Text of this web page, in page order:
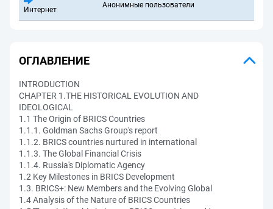
Интернет
Анонимные пользователи
ОГЛАВЛЕНИЕ
INTRODUCTION
CHAPTER 1.THE HISTORICAL EVOLUTION AND
IDEOLOGICAL
1.1 The Origin of BRICS Countries
1.1.1. Goldman Sachs Group's report
1.1.2. BRICS countries nurtured in international
1.1.3. The Global Financial Crisis
1.1.4. Russia's Diplomatic Agency
1.2 Key Milestones in BRICS Development
1.3. BRICS+: New Members and the Evolving Global
1.4 Analysis of the Nature of BRICS Countries